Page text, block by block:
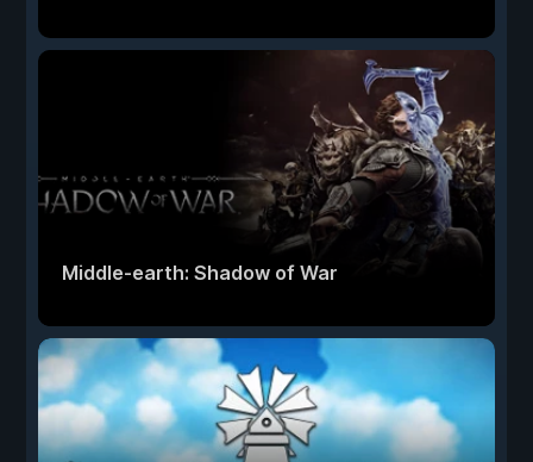
Middle-earth: Shadow of War